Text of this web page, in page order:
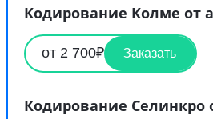
Кодирование Колме от
от 2 700₽ Заказать
Кодирование Селинкро